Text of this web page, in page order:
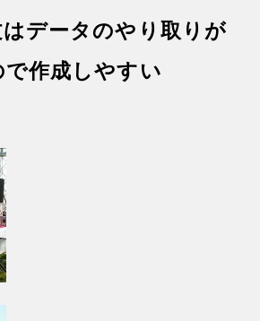
データのやり取りが
作成しやすい